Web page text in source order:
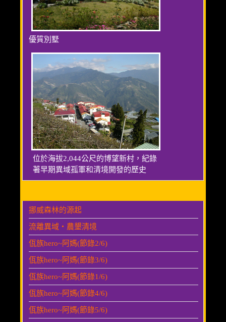
優質別墅
位於海拔2,044公尺的博望新村，紀錄
著早期異域孤軍和清境開發的歷史
挪威森林的源起
流離異域‧農墾清境
佤族hero~阿媽(節錄2/6)
佤族hero~阿媽(節錄3/6)
佤族hero~阿媽(節錄1/6)
佤族hero~阿媽(節錄4/6)
佤族hero~阿媽(節錄5/6)